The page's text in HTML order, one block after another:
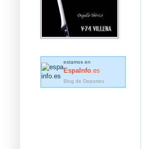
estamos en
EspaInfo .es
Blog de Deportes